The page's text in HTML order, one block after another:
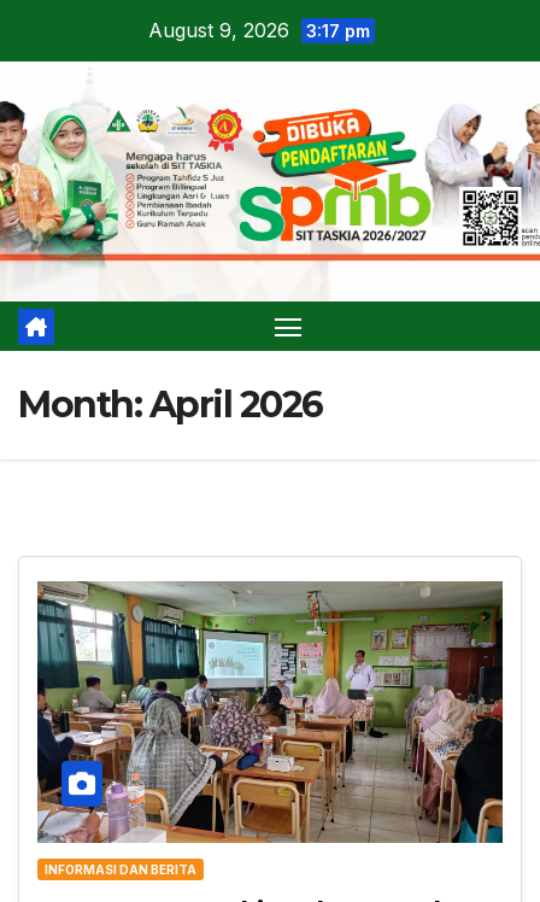
August 9, 2026 3:17 pm
Month:April 2026
INFORMASI DAN BERITA